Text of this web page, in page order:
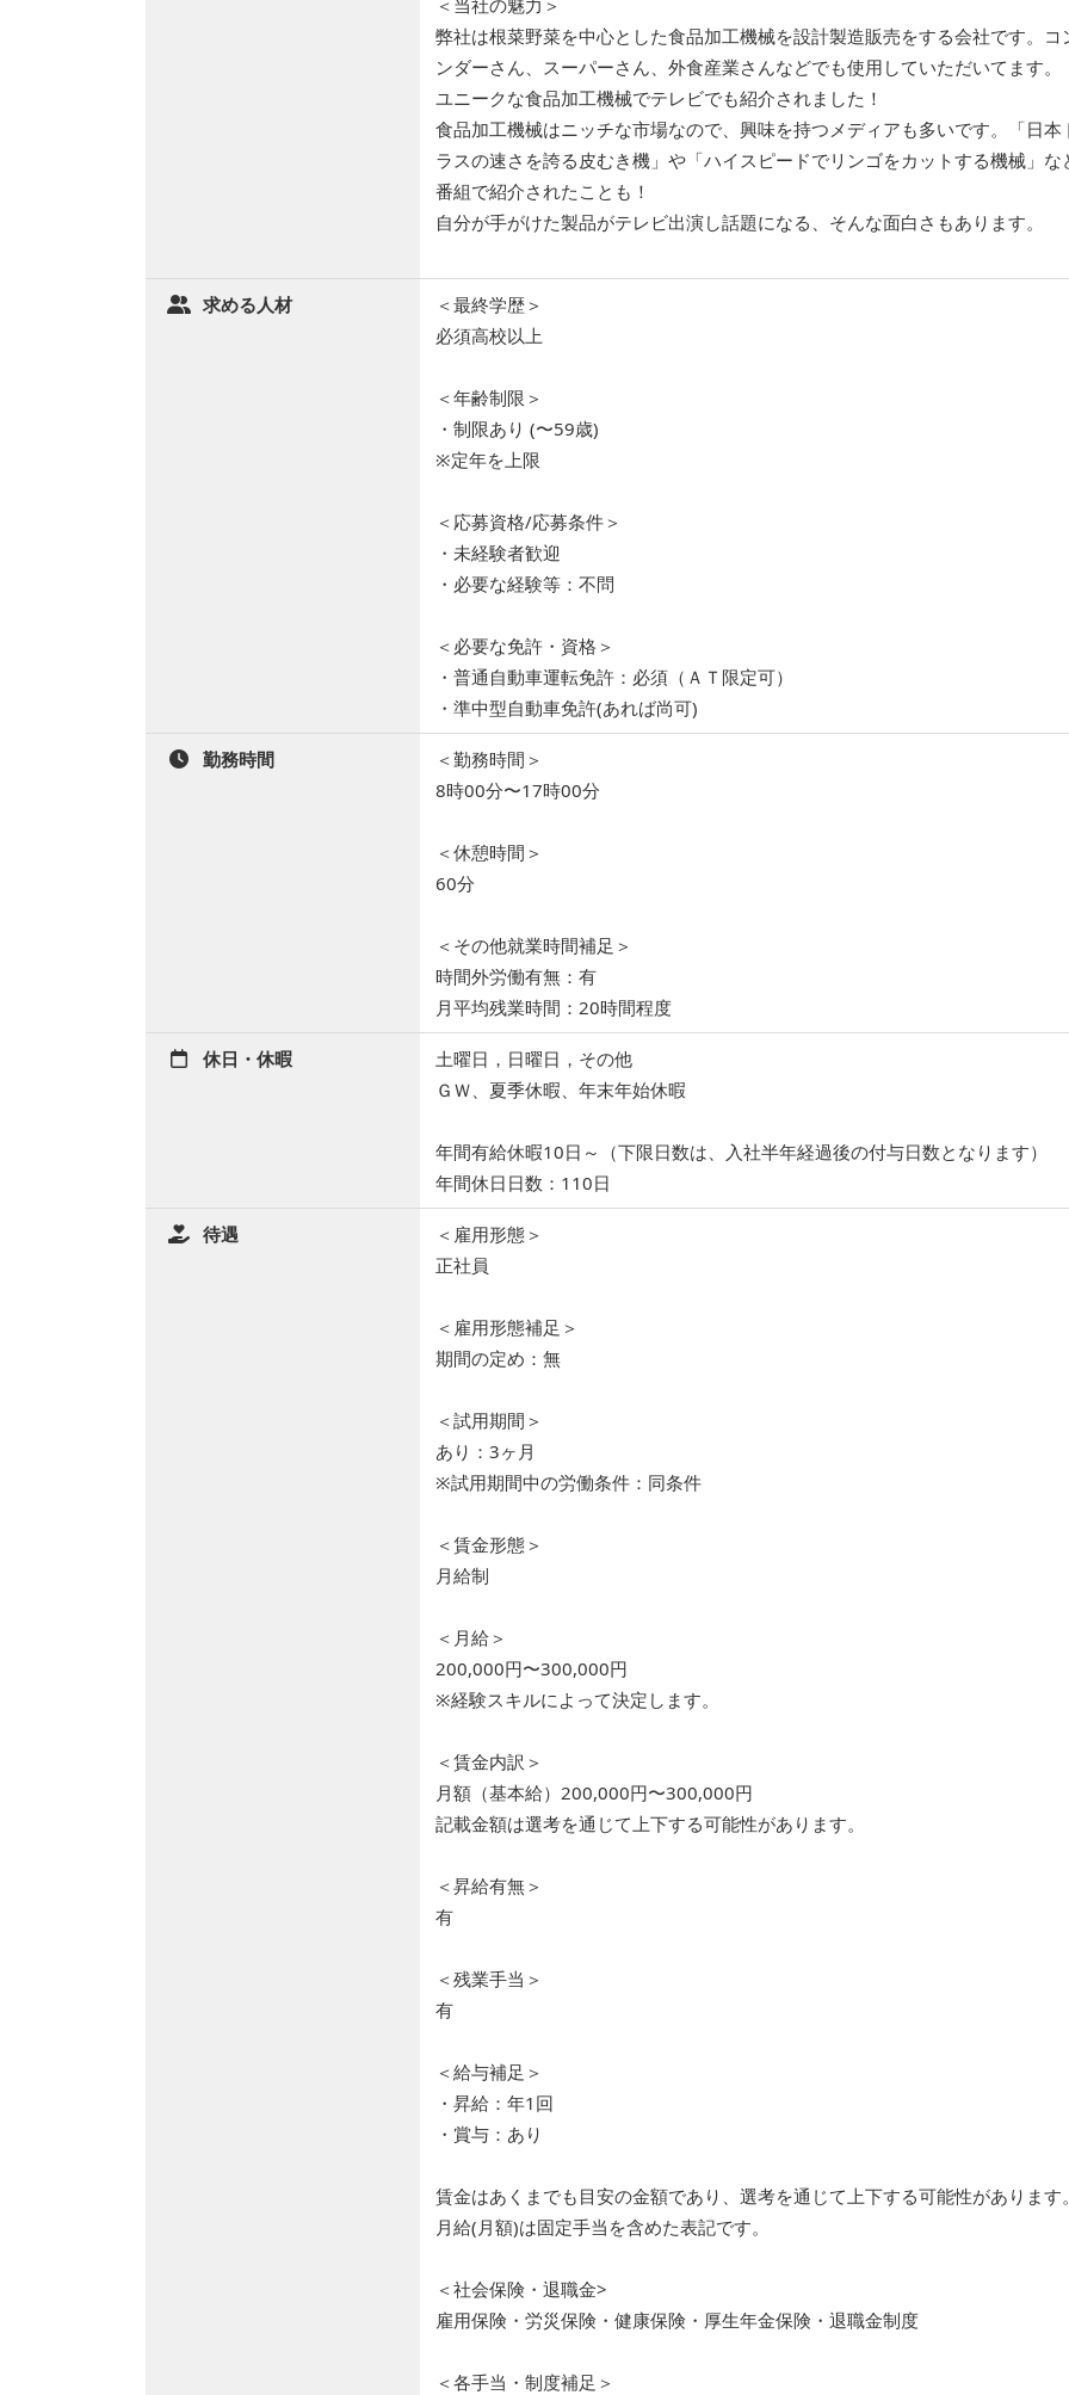
＜当社の魅力＞
弊社は根菜野菜を中心とした食品加工機械を設計製造販売をする会社です。コ
ンダーさん、スーパーさん、外食産業さんなどでも使用していただいてます。
ユニークな食品加工機械でテレビでも紹介されました！
食品加工機械はニッチな市場なので、興味を持つメディアも多いです。「日本
ラスの速さを誇る皮むき機」や「ハイスピードでリンゴをカットする機械」な
番組で紹介されたことも！
自分が手がけた製品がテレビ出演し話題になる、そんな面白さもあります。
求める人材
＜最終学歴＞
必須高校以上
＜年齢制限＞
・制限あり (〜59歳)
※定年を上限
＜応募資格/応募条件＞
・未経験者歓迎
・必要な経験等：不問
＜必要な免許・資格＞
・普通自動車運転免許：必須（ＡＴ限定可）
・準中型自動車免許(あれば尚可)
勤務時間
＜勤務時間＞
8時00分〜17時00分
＜休憩時間＞
60分
＜その他就業時間補足＞
時間外労働有無：有
月平均残業時間：20時間程度
休日・休暇
土曜日，日曜日，その他
ＧＷ、夏季休暇、年末年始休暇
年間有給休暇10日～（下限日数は、入社半年経過後の付与日数となります）
年間休日日数：110日
待遇
＜雇用形態＞
正社員
＜雇用形態補足＞
期間の定め：無
＜試用期間＞
あり：3ヶ月
※試用期間中の労働条件：同条件
＜賃金形態＞
月給制
＜月給＞
200,000円〜300,000円
※経験スキルによって決定します。
＜賃金内訳＞
月額（基本給）200,000円〜300,000円
記載金額は選考を通じて上下する可能性があります。
＜昇給有無＞
有
＜残業手当＞
有
＜給与補足＞
・昇給：年1回
・賞与：あり
賃金はあくまでも目安の金額であり、選考を通じて上下する可能性があります
月給(月額)は固定手当を含めた表記です。
＜社会保険・退職金>
雇用保険・労災保険・健康保険・厚生年金保険・退職金制度
＜各手当・制度補足＞